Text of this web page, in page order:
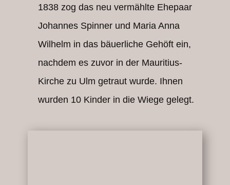
1838 zog das neu vermählte Ehepaar
Johannes Spinner und Maria Anna
Wilhelm in das bäuerliche Gehöft ein,
nachdem es zuvor in der Mauritius-
Kirche zu Ulm getraut wurde. Ihnen
wurden 10 Kinder in die Wiege gelegt.